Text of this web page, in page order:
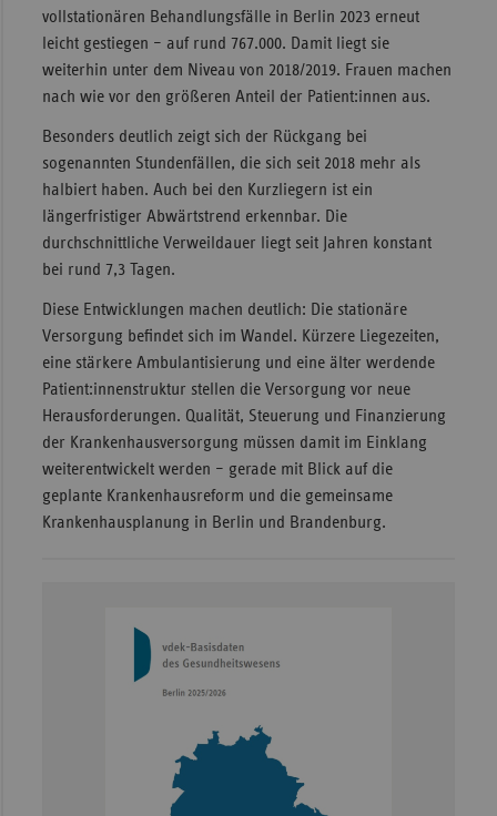
vollstationären Behandlungsfälle in Berlin 2023 erneut
leicht gestiegen – auf rund 767.000. Damit liegt sie
weiterhin unter dem Niveau von 2018/2019. Frauen machen
nach wie vor den größeren Anteil der Patient:innen aus.
Besonders deutlich zeigt sich der Rückgang bei
sogenannten Stundenfällen, die sich seit 2018 mehr als
halbiert haben. Auch bei den Kurzliegern ist ein
längerfristiger Abwärtstrend erkennbar. Die
durchschnittliche Verweildauer liegt seit Jahren konstant
bei rund 7,3 Tagen.
Diese Entwicklungen machen deutlich: Die stationäre
Versorgung befindet sich im Wandel. Kürzere Liegezeiten,
eine stärkere Ambulantisierung und eine älter werdende
Patient:innenstruktur stellen die Versorgung vor neue
Herausforderungen. Qualität, Steuerung und Finanzierung
der Krankenhausversorgung müssen damit im Einklang
weiterentwickelt werden – gerade mit Blick auf die
geplante Krankenhausreform und die gemeinsame
Krankenhausplanung in Berlin und Brandenburg.